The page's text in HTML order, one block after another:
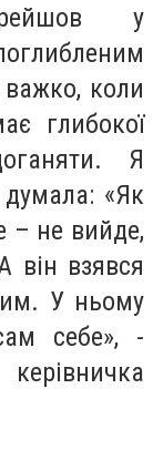
у
коли
глибокої
Я
«Як
– не вийде,
взявся
У ньому
себе», -